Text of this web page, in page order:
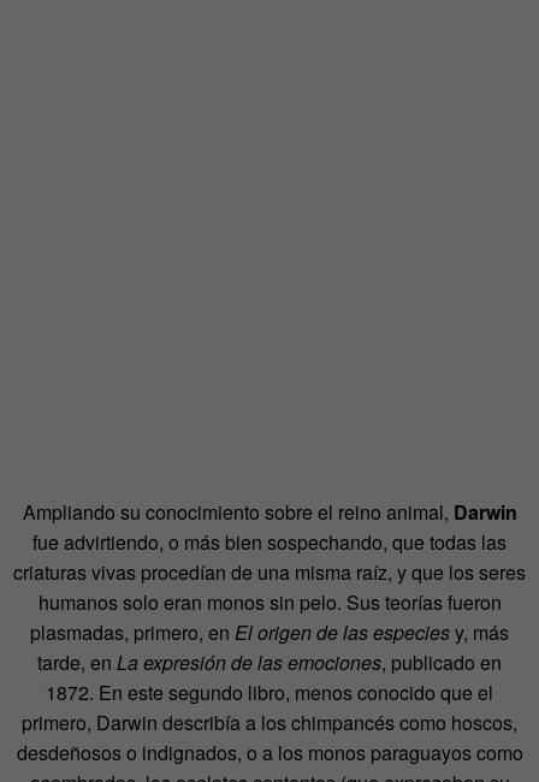
Ampliando su conocimiento sobre el reino animal, Darwin
fue advirtiendo, o más bien sospechando, que todas las
criaturas vivas procedían de una misma raíz, y que los seres
humanos solo eran monos sin pelo. Sus teorías fueron
plasmadas, primero, en El origen de las especiesy, más
tarde, en La expresión de las emociones, publicado en
1872. En este segundo libro, menos conocido que el
primero, Darwin describía a los chimpancés como hoscos,
desdeñosos o indignados, o a los monos paraguayos como